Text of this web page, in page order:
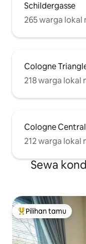
Schildergasse
265 warga lokal
Cologne
218 warga lokal
Cologne
212 warga lokal
Sewa
Pilihan tamu
Pilihan tamu